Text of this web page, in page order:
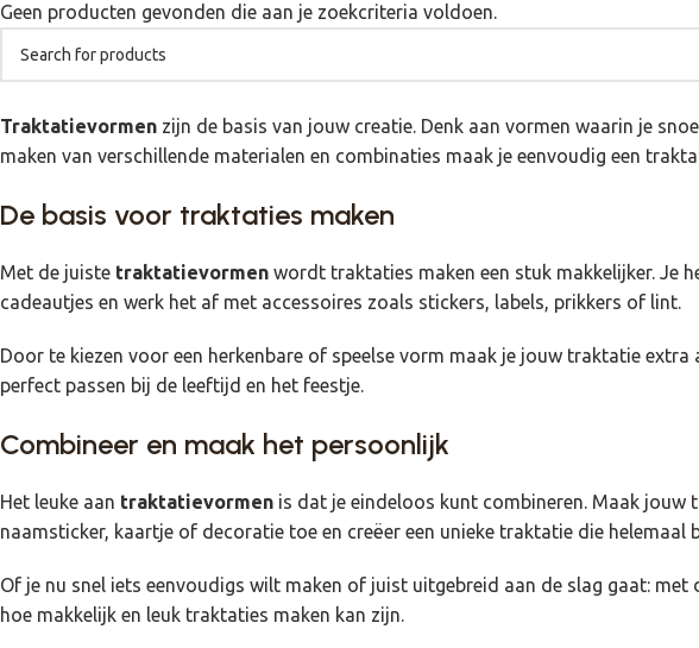
Geen producten gevonden die aan je zoekcriteria voldoen.
Traktatievormen zijn de basis van jouw creatie. Denk aan vormen waarin je
maken van verschillende materialen en combinaties maak je eenvoudig een
De basis voor traktaties maken
Met de juiste traktatievormen wordt traktaties maken een stuk makkelijker. Je
cadeautjes en werk het af met accessoires zoals stickers, labels, prikkers of lint.
Door te kiezen voor een herkenbare of speelse vorm maak je jouw traktatie
perfect passen bij de leeftijd en het feestje.
Combineer en maak het persoonlijk
Het leuke aan traktatievormen is dat je eindeloos kunt combineren. Maak jouw
naamsticker, kaartje of decoratie toe en creëer een unieke traktatie die helemaal
Of je nu snel iets eenvoudigs wilt maken of juist uitgebreid aan de slag gaat:
hoe makkelijk en leuk traktaties maken kan zijn.